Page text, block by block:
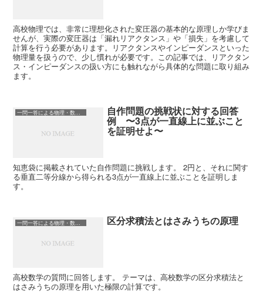
高校物理では、非常に理想化された変圧器の基本的な原理しか学びま
せんが、実際の変圧器は「漏れリアクタンス」や「損失」を考慮して
計算を行う必要があります。リアクタンスやインピーダンスといった
物理量を扱うので、少し慣れが必要です。この記事では、リアクタン
ス・インピーダンスの扱い方にも触れながら具体的な問題に取り組み
ます。
一問一答による物理・数学の理解 自作問題の挑戦状に対する回答
例 〜3点が一直線上に並ぶこと
を証明せよ〜
知恵袋に掲載されていた自作問題に挑戦します。 2円と、それに関す
る垂直二等分線から得られる3点が一直線上に並ぶことを証明しま
す。
一問一答による物理・数学の理解 区分求積法とはさみうちの原理
高校数学の質問に回答します。 テーマは、高校数学の区分求積法と
はさみうちの原理を用いた極限の計算です。